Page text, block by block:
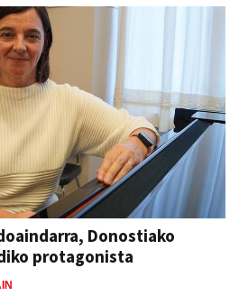
Donostiako
protagonista